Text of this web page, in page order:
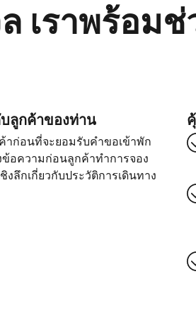
เราพร้อม
ลูกค้าของท่าน
าก่อนที่จะยอมรับคำขอเข้าพัก
ข้อความก่อนลูกค้าทำการจอง
งลึกเกี่ยวกับประวัติการเดินทาง